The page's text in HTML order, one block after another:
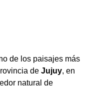
de los paisajes más
de Jujuy, en
natural de